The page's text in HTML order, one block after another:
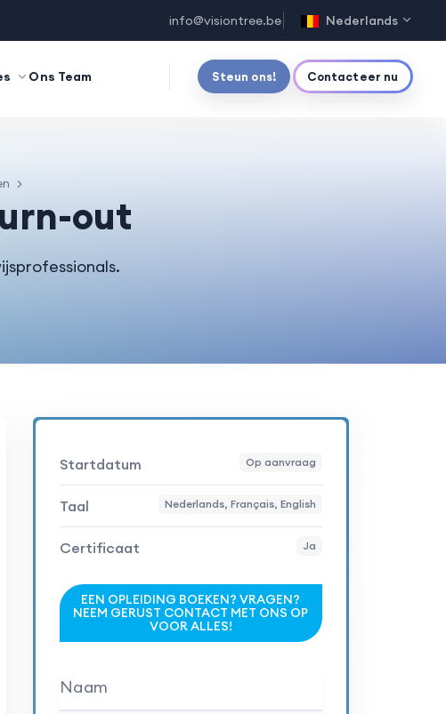
info@visiontree.be Nederlands
Ons Team Steun ons! Contacteer nu
out
Startdatum Op aanvraag
Taal Nederlands, Français, English
Certificaat Ja
EEN OPLEIDING BOEKEN? VRAGEN?
NEEM GERUST CONTACT MET ONS OP
VOOR ALLES!
Naam